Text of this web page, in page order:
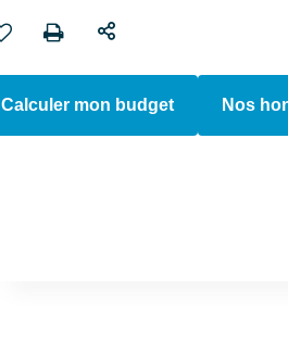
Calculer mon budget Nos